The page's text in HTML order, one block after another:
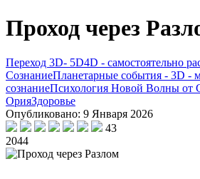
Проход через
Переход 3D- 5D4D - самостоятельно
СознаниеПланетарные события - 3D -
сознаниеПсихология Новой Волны от
ОрияЗдоровье
Опубликовано: 9 Января 2026
43
2044